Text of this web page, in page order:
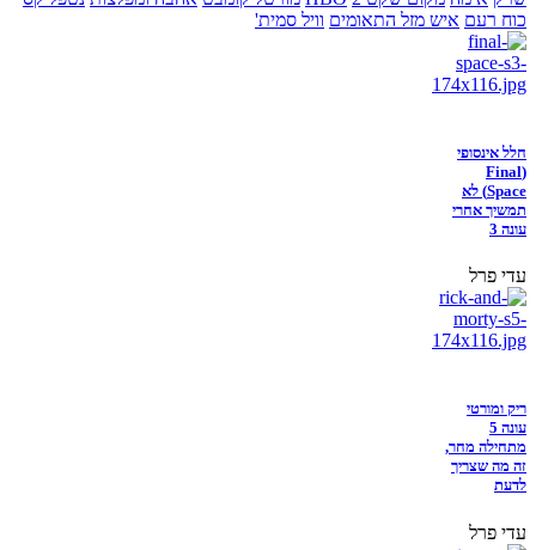
כוח רעם איש מזל התאומים וויל סמית'
חלל אינסופי
(Final
Space) לא
תמשיך אחרי
עונה 3
עדי פרל
ריק ומורטי
עונה 5
מתחילה מחר,
זה מה שצריך
לדעת
עדי פרל